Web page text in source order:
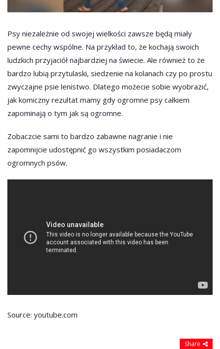
Psy niezależnie od swojej wielkości zawsze będą miały
pewne cechy wspólne. Na przykład to, że kochają swoich
ludzkich przyjaciół najbardziej na świecie. Ale również to że
bardzo lubią przytulaski, siedzenie na kolanach czy po prostu
zwyczajne psie lenistwo. Dlatego możecie sobie wyobrazić,
jak komiczny rezultat mamy gdy ogromne psy całkiem
zapominają o tym jak są ogromne.
Zobaczcie sami to bardzo zabawne nagranie i nie
zapomnijcie udostępnić go wszystkim posiadaczom
ogromnych psów.
Source: youtube.com
Share